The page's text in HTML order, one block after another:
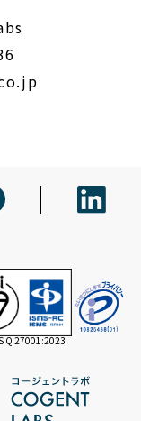
Q 27001:2023